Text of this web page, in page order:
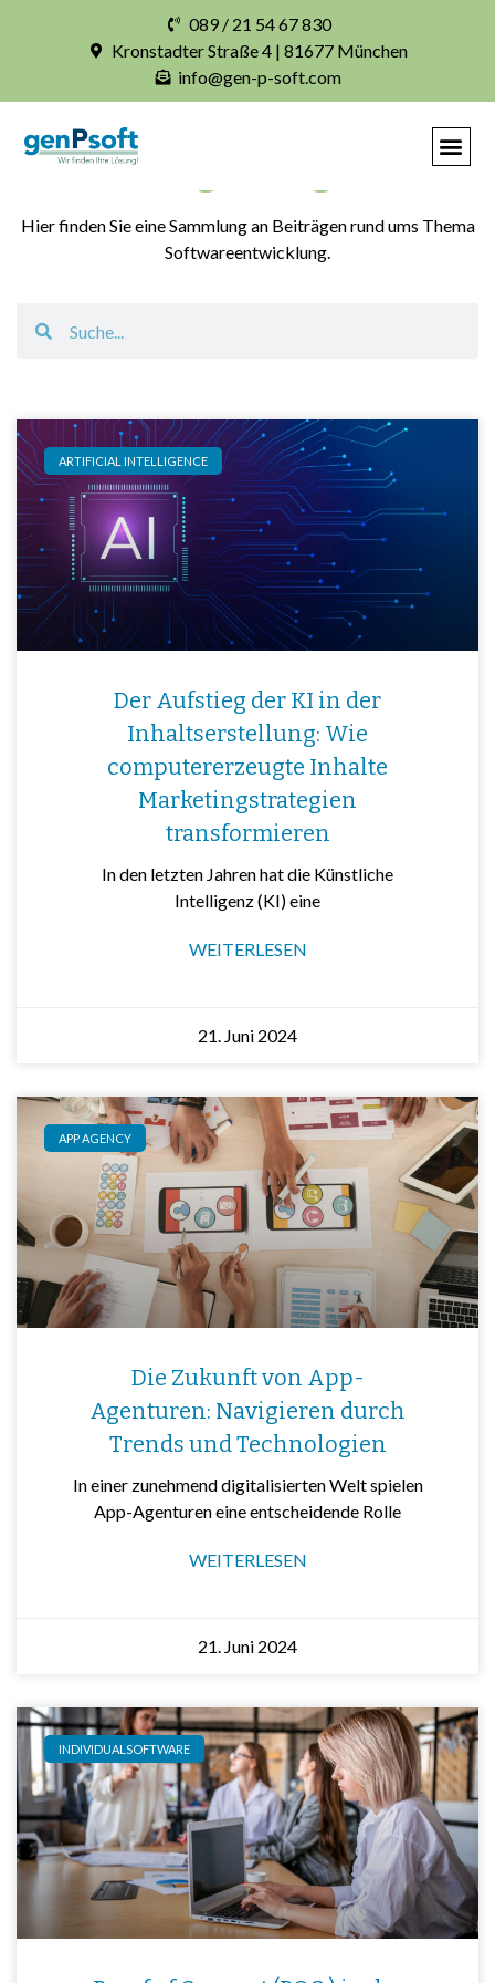
089 / 21 54 67 830
Kronstadter Straße 4 | 81677 München
info@gen-p-soft.com
Hier finden Sie eine Sammlung an Beiträgen rund ums Thema
Softwareentwicklung.
ARTIFICIAL INTELLIGENCE
Der Aufstieg der KI in der
Inhaltserstellung: Wie
computererzeugte Inhalte
Marketingstrategien
transformieren
In den letzten Jahren hat die Künstliche
Intelligenz (KI) eine
WEITERLESEN
21. Juni 2024
APP AGENCY
Die Zukunft von App-
Agenturen: Navigieren durch
Trends und Technologien
In einer zunehmend digitalisierten Welt spielen
App-Agenturen eine entscheidende Rolle
WEITERLESEN
21. Juni 2024
INDIVIDUALSOFTWARE